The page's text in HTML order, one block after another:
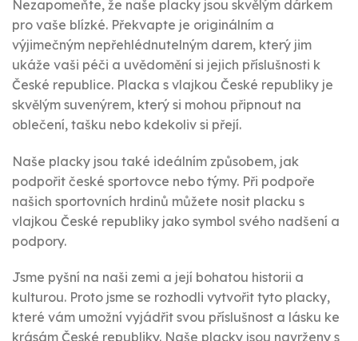
Nezapomeňte, že naše placky jsou skvělým dárkem
pro vaše blízké. Překvapte je originálním a
výjimečným nepřehlédnutelným darem, který jim
ukáže vaši péči a uvědomění si jejich příslušnosti k
České republice. Placka s vlajkou České republiky je
skvělým suvenýrem, který si mohou připnout na
oblečení, tašku nebo kdekoliv si přejí.
Naše placky jsou také ideálním způsobem, jak
podpořit české sportovce nebo týmy. Při podpoře
našich sportovních hrdinů můžete nosit placku s
vlajkou České republiky jako symbol svého nadšení a
podpory.
Jsme pyšní na naši zemi a její bohatou historii a
kulturou. Proto jsme se rozhodli vytvořit tyto placky,
které vám umožní vyjádřit svou příslušnost a lásku ke
krásám České republiky. Naše placky jsou navrženy s